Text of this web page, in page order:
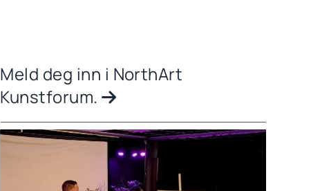
Meld deg inn i NorthArt
Kunstforum.